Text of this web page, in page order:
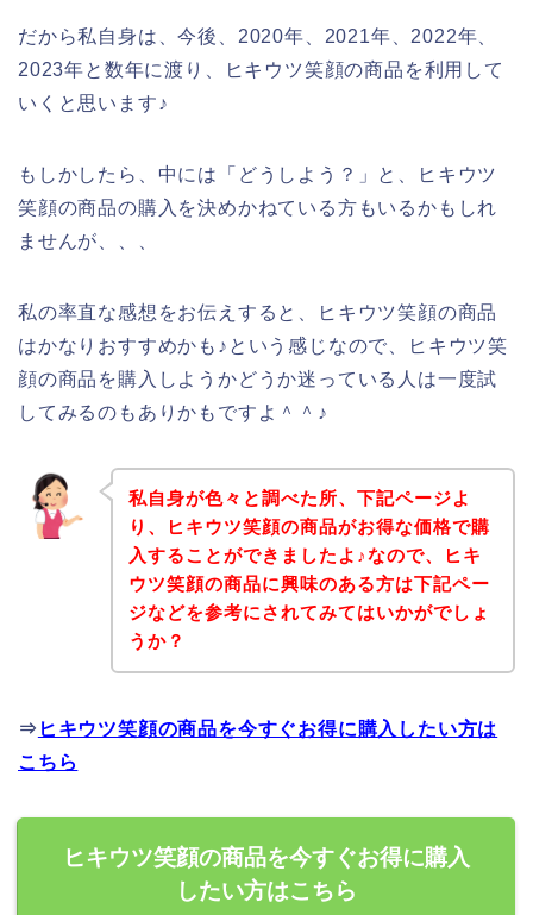
だから私自身は、今後、2020年、2021年、2022年、
2023年と数年に渡り、ヒキウツ笑顔の商品を利用して
いくと思います♪
もしかしたら、中には「どうしよう？」と、ヒキウツ
笑顔の商品の購入を決めかねている方もいるかもしれ
ませんが、、、
私の率直な感想をお伝えすると、ヒキウツ笑顔の商品
はかなりおすすめかも♪という感じなので、ヒキウツ笑
顔の商品を購入しようかどうか迷っている人は一度試
してみるのもありかもですよ＾＾♪
私自身が色々と調べた所、下記ページよ
り、ヒキウツ笑顔の商品がお得な価格で購
入することができましたよ♪なので、ヒキ
ウツ笑顔の商品に興味のある方は下記ペー
ジなどを参考にされてみてはいかがでしょ
うか？
⇒ ヒキウツ笑顔の商品を今すぐお得に購入したい方は
こちら
ヒキウツ笑顔の商品を今すぐお得に購入
したい方はこちら